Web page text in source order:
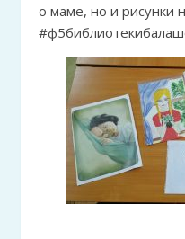
о маме, но и рисунки